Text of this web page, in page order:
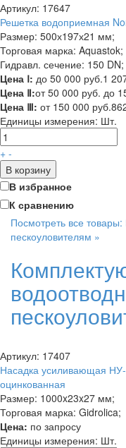
Артикул: 17647
Решетка водоприемная
Размер: 500х197х21 мм;
Торговая марка: Aquastok;
Гидравл. сечение: 150 DN;
Цена Ⅰ: до 50 000 руб.1
Цена Ⅱ:от 50 000 руб. до
Цена Ⅲ: от 150 000 руб.
Единицы измерения: Шт.
+ -
В корзину
В избранное
К сравнению
Посмотреть все
пескоуловителям »
Артикул: 17407
Насадка усиливающая
оцинкованная
Размер: 1000x23x27 мм;
Торговая марка: Gidrolica;
Цена: по запросу
Единицы измерения: Шт.